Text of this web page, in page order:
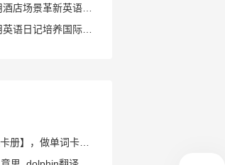
VIPKID 如何用酒店场景革新英语教学？
VIPKID 如何用英语日记培养国际化人才？
来VIPKID【集卡册】，做单词卡片收藏家！